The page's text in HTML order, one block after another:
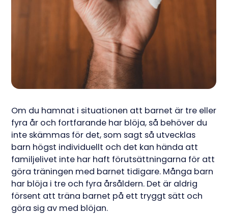
Om du hamnat i situationen att barnet är tre eller
fyra år och fortfarande har blöja, så behöver du
inte skämmas för det, som sagt så utvecklas
barn högst individuellt och det kan hända att
familjelivet inte har haft förutsättningarna för att
göra träningen med barnet tidigare. Många barn
har blöja i tre och fyra årsåldern. Det är aldrig
försent att träna barnet på ett tryggt sätt och
göra sig av med blöjan.